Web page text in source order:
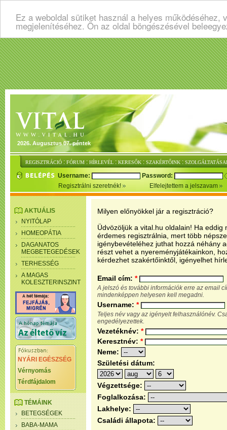
Ez a weboldal sütiket használ a helyes
megjelenítéséhez. Ön az oldal böngészésével
2026. Augusztus 07. péntek
REGISZTRÁCIÓ : FÓRUM : HÍRLEVÉL : KERESŐK : SZAKÉRTŐINK :
Username:
Password:
Regisztrálni szeretnék!
Elfelejtettem a jelszavam
AKTUÁLIS
NYITÓLAP
HOMEOPÁTIA
DAGANATOS
MEGBETEGEDÉSEK
TERHESSÉG
A MAGAS
KOLESZTERINSZINT
NYÁRI EGÉSZSÉG
Vérnyomás
Térdfájdalom
TÉMÁINK
BETEGSÉGEK
BABA-MAMA
Milyen előnyökkel jár a regisztráció?
Üdvözöljük a vital.hu oldalain! Ha eddig
érdemes regisztrálnia, mert több
igénybevételéhez juthat hozzá néhány
részt vehet a nyereményjátékainkon,
kérdezhet szakértőinktől, igényelhet
Email cím: *
A jelszó és további információk erre az email
mindenképpen helyesen kell megadni.
Username: *
Teljes név vagy az igényelt felhasználónév.
engedélyezettek.
Vezetéknév: *
Keresztnév: *
Neme:
Születési dátum:
Végzettsége:
Foglalkozása:
Lakhelye:
Családi állapota: